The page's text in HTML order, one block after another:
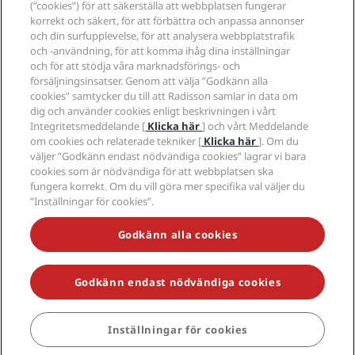
BOKA
Familjevänliga hotell
Hälsa och säkerhet
Jobberbjudanden RHG
Jobberbjudanden PPHE
Lediga jobb EHL
The Club by RHG
Utvecklingsmöjligheter
Ansvarsfullt företagande
Anskaffning
Integritetscenter
Juridiskt meddelande
Radisson Rewards villkor
Webbplatsanvändningsavtal
Digital tillgänglighet
Uttalande om modernt slaveri
Hjälp
Meddelanden till konsumenter
Kontakt
Frågor och svar
Sidkarta
Sociala medier
Radisson Hotels varumärken
MISSA INTE VÅRA MEST POPULÄRA ERBJUDANDEN
© 2026 Radisson Hotel Group.Med ensamrätt. RHG Radisson Hotel
Group, Radisson, Radisson RED, Radisson Blu, Radisson Collection,
Radisson Individuals, Park Plaza, Park Inn, Country Inn & Suites, Prize by
Radisson, Radisson Rewards och Radisson Meetings är varumärken
som tillhör Radisson Hotel Group.
(”cookies”) för att säkerställa att webbplatsen fungerar
korrekt och säkert, för att förbättra och anpassa annonser
och din surfupplevelse, för att analysera webbplatstrafik
och -användning, för att komma ihåg dina inställningar
och för att stödja våra marknadsförings- och
försäljningsinsatser. Genom att välja ”Godkänn alla
cookies” samtycker du till att Radisson samlar in data om
dig och använder cookies enligt beskrivningen i vårt
Integritetsmeddelande [ Klicka här] och vårt Meddelande
om cookies och relaterade tekniker [ Klicka här]. Om du
väljer ”Godkänn endast nödvändiga cookies” lagrar vi bara
cookies som är nödvändiga för att webbplatsen ska
fungera korrekt. Om du vill göra mer specifika val väljer du
”Inställningar för cookies”.
Godkänn alla cookies
Godkänn endast nödvändiga cookies
Inställningar för cookies